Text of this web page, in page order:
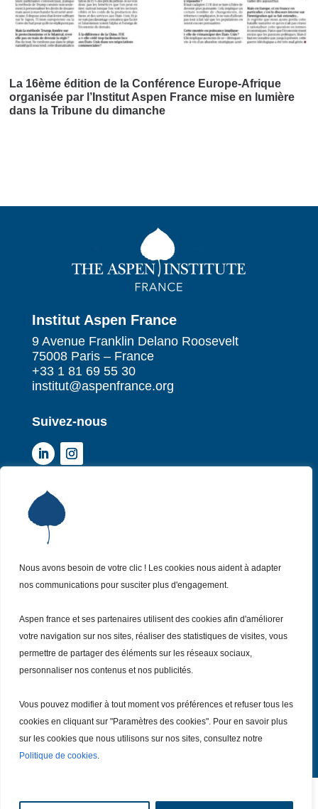
Nous avons besoin de votre clic ! Les cookies nous aident à adapter
nos communications pour susciter plus d'engagement.
Aspen france et ses partenaires utilisent des cookies afin d'améliorer
votre navigation sur nos sites, réaliser des statistiques de visites, vous
permettre de partager des éléments sur les réseaux sociaux,
personnaliser nos contenus et nos publicités.
Vous pouvez modifier à tout moment vos préférences et refuser tous les
cookies en cliquant sur "Paramètres des cookies". Pour en savoir plus
sur les cookies que nous utilisons sur nos sites, consultez notre
Politique de cookies.
La 16ème édition de la Conférence Europe-Afrique
organisée par l’Institut Aspen France mise en lumière
dans la Tribune du dimanche
Institut Aspen France
9 Avenue Franklin Delano Roosevelt
75008 Paris – France
+33 1 81 69 55 30
institut@aspenfrance.org
Suivez-nous
P Institut Aspen France
P Qui sommes-nous ?
Nos missions
P Nos actualités
P Nos évènements
Inscrivez vousà notre Newsletter
Je m’inscris
Tout droits réservé – Copyright @ 2026Mentions légales|